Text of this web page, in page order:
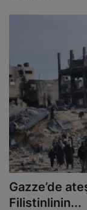
Gazze’de
Filistinlinin...